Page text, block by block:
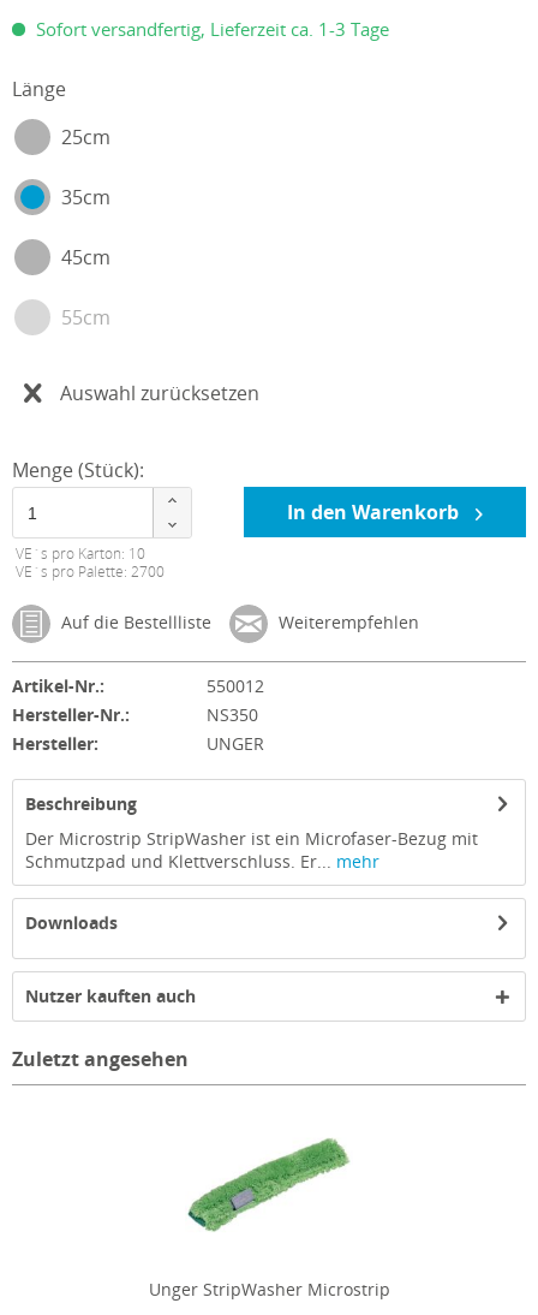
Sofort versandfertig, Lieferzeit ca. 1-3 Tage
Länge
25cm
35cm
45cm
55cm
Auswahl zurücksetzen
Menge (Stück):
VE´s pro Karton: 10
VE´s pro Palette: 2700
In den Warenkorb
Auf die Bestellliste Weiterempfehlen
Artikel-Nr.:
550012
Hersteller-Nr.:
NS350
Hersteller:
UNGER
Beschreibung
Der Microstrip StripWasher ist ein Microfaser-Bezug mit
Schmutzpad und Klettverschluss. Er... mehr
Downloads
Nutzer kauften auch
Zuletzt angesehen
Unger StripWasher Microstrip